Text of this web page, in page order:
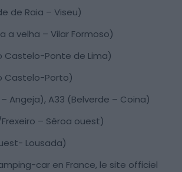
de Raia – Viseu)
a velha – Vilar Formoso)
Castelo-Ponte de Lima)
Castelo-Porto)
Angeja), A33 (Belverde – Coina)
– Sêroa ouest)
Lousada)
car en France, le site officiel